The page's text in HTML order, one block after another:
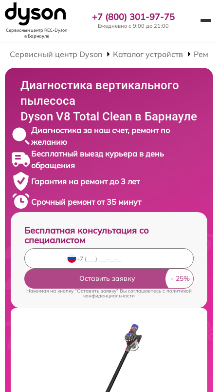
Сервисный центр REC-Dyson
в Барнауле
+7 (800) 301-97-75
Ежедневно с 9:00 до 21:00
Сервисный центр Dyson Каталог устройств
Диагностика вертикального
пылесоса
Dyson V8 Total Clean в Барнауле
Диагностика за наш счет, ремонт по
желанию
Бесплатный выезд курьера в день
обращения
Гарантия на ремонт до 3 лет
Срочный ремонт от 35 минут
Бесплатная консультация со
специалистом
Оставить заявку
Нажимая на кнопку "Оставить заявку" Вы соглашаетесь cполитикой
конфиденциальности